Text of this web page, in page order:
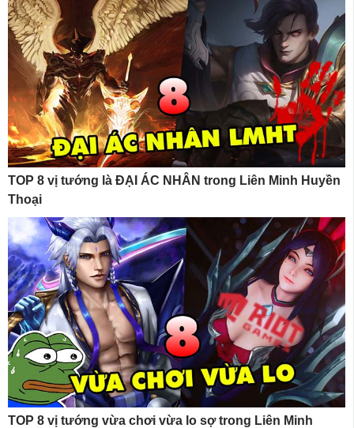
TOP 8 vị tướng là ĐẠI ÁC NHÂN trong Liên Minh Huyền
Thoại
TOP 8 vị tướng vừa chơi vừa lo sợ trong Liên Minh